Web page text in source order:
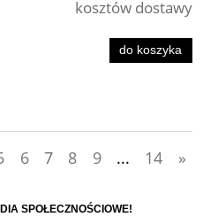
kosztów dostawy
do koszyka
6 7 8 9 ... 14 »
SPOŁECZNOŚCIOWE!